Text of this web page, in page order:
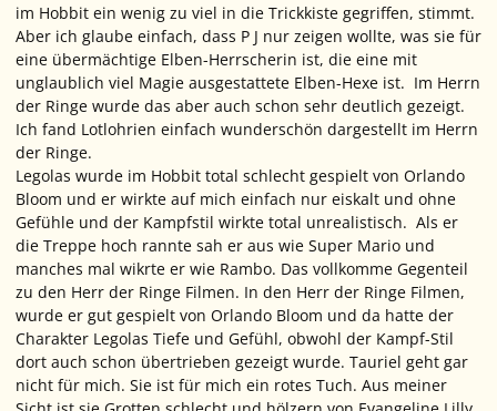
im Hobbit ein wenig zu viel in die Trickkiste gegriffen, stimmt.
Aber ich glaube einfach, dass P J nur zeigen wollte, was sie für
eine übermächtige Elben-Herrscherin ist, die eine mit
unglaublich viel Magie ausgestattete Elben-Hexe ist. Im Herrn
der Ringe wurde das aber auch schon sehr deutlich gezeigt.
Ich fand Lotlohrien einfach wunderschön dargestellt im Herrn
der Ringe.
Legolas wurde im Hobbit total schlecht gespielt von Orlando
Bloom und er wirkte auf mich einfach nur eiskalt und ohne
Gefühle und der Kampfstil wirkte total unrealistisch. Als er
die Treppe hoch rannte sah er aus wie Super Mario und
manches mal wikrte er wie Rambo. Das vollkomme Gegenteil
zu den Herr der Ringe Filmen. In den Herr der Ringe Filmen,
wurde er gut gespielt von Orlando Bloom und da hatte der
Charakter Legolas Tiefe und Gefühl, obwohl der Kampf-Stil
dort auch schon übertrieben gezeigt wurde. Tauriel geht gar
nicht für mich. Sie ist für mich ein rotes Tuch. Aus meiner